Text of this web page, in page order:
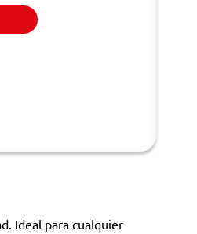
Ideal para cualquier